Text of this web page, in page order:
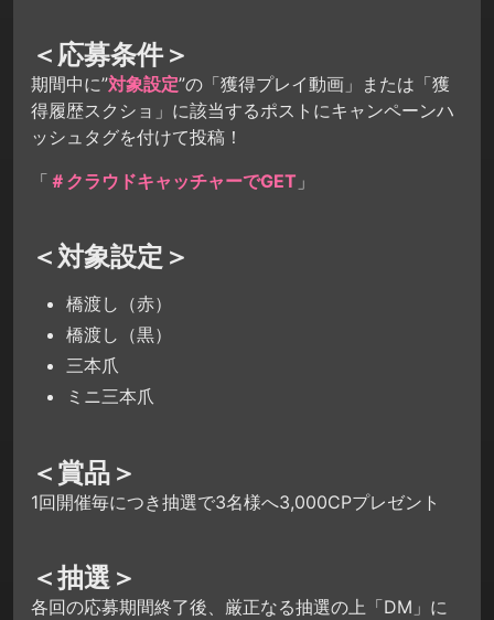
＜応募条件＞
期間中に”対象設定”の「獲得プレイ動画」または「獲
得履歴スクショ」に該当するポストにキャンペーンハ
ッシュタグを付けて投稿！
「 ＃クラウドキャッチャーでGET 」
＜対象設定＞
橋渡し（赤）
橋渡し（黒）
三本爪
ミニ三本爪
＜賞品＞
1回開催毎につき抽選で3名様へ3,000CPプレゼント
＜抽選＞
各回の応募期間終了後、厳正なる抽選の上「DM」に